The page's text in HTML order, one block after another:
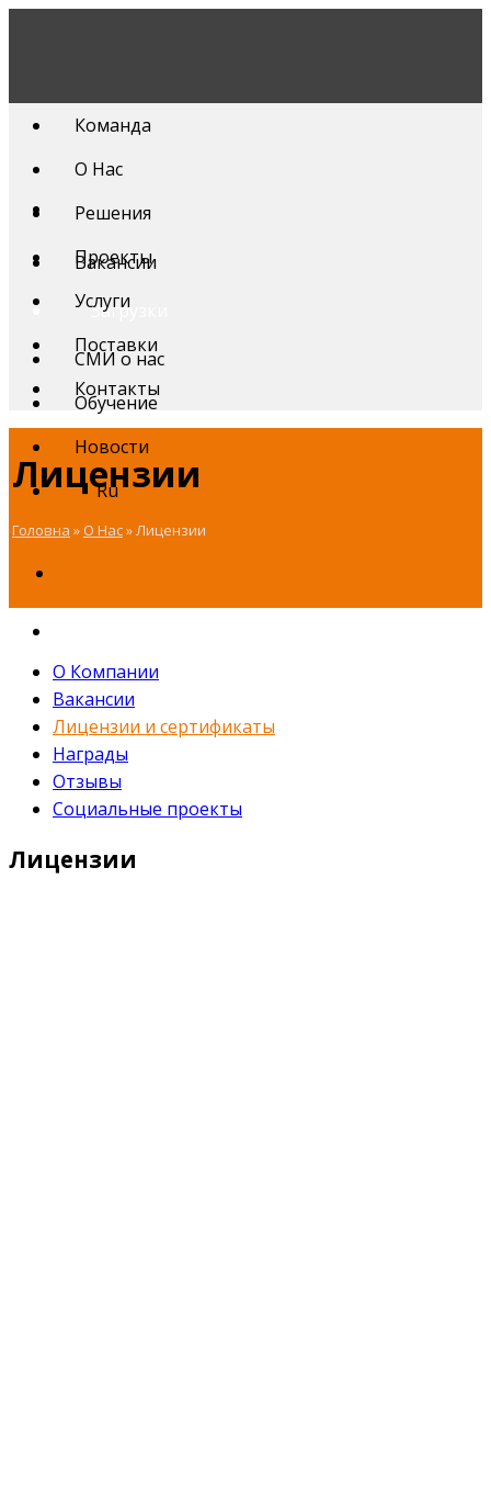
Вакансии
Загрузки
СМИ о нас
Обучение
Новости
Ru
Команда
О Нас
Решения
Проекты
Услуги
Поставки
Контакты
Лицензии
Головна »О Нас»Лицензии
О Компании
Вакансии
Лицензии и сертификаты
Награды
Отзывы
Социальные проекты
Лицензии